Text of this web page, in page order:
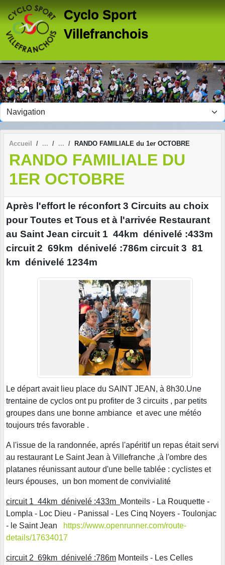
Cyclo Sport
Villefranchois
Accueil RANDO FAMILIALE du 1er OCTOBRE
RANDO FAMILIALE DU
1ER OCTOBRE
Après l'effort le réconfort 3 Circuits au choix
pour Toutes et Tous et à l'arrivée Restaurant
au Saint Jean circuit 1 44km dénivelé :433m
circuit 2 69km dénivelé :786m circuit 3 81
km dénivelé 1234m
Le départ avait lieu place du SAINT JEAN, à 8h30.Une
trentaine de cyclos ont pu profiter de 3 circuits , par petits
groupes dans une bonne ambiance et avec une météo
toujours trés favorable .
A l'issue de la randonnée, aprés l'apéritif un repas était servi
au restaurant Le Saint Jean à Villefranche ,à l'ombre des
platanes réunissant autour d'une belle tablée : cyclistes et
leurs épouses, un bon moment de convivialité
circuit 1 44km dénivelé :433m Monteils - La Rouquette -
Lompla - Loc Dieu - Panissal - Les Cinq Noyers - Toulonjac
- le Saint Jean
https://www.openrunner.com/route-
details/17634017
circuit 2 69km dénivelé :786m Monteils - Les Celles
Panneau de gestion des cookies